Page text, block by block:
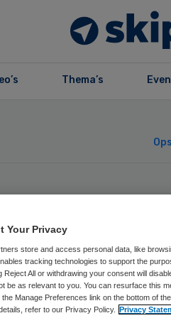
Thema’s
Your Privacy
store and access personal data, like
tracking technologies to support the
Reject All or withdrawing your consent will
be as relevant to you. You can resurface this
Manage Preferences link on the bottom of
refer to our Privacy Policy. Privacy